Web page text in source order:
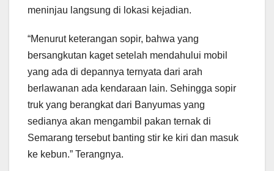
meninjau langsung di lokasi kejadian.
“Menurut keterangan sopir, bahwa yang
bersangkutan kaget setelah mendahului mobil
yang ada di depannya ternyata dari arah
berlawanan ada kendaraan lain. Sehingga sopir
truk yang berangkat dari Banyumas yang
sedianya akan mengambil pakan ternak di
Semarang tersebut banting stir ke kiri dan masuk
ke kebun.” Terangnya.